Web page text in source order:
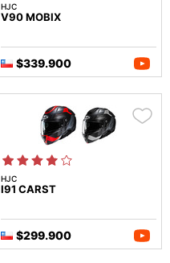
HJC
V90 MOBIX
$339.900
HJC
I91 CARST
$299.900